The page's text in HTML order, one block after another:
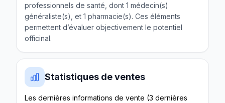
professionnels de santé, dont 1 médecin(s)
généraliste(s), et 1 pharmacie(s). Ces éléments
permettent d’évaluer objectivement le potentiel
officinal.
Statistiques de ventes
Les dernières informations de vente (3 dernières